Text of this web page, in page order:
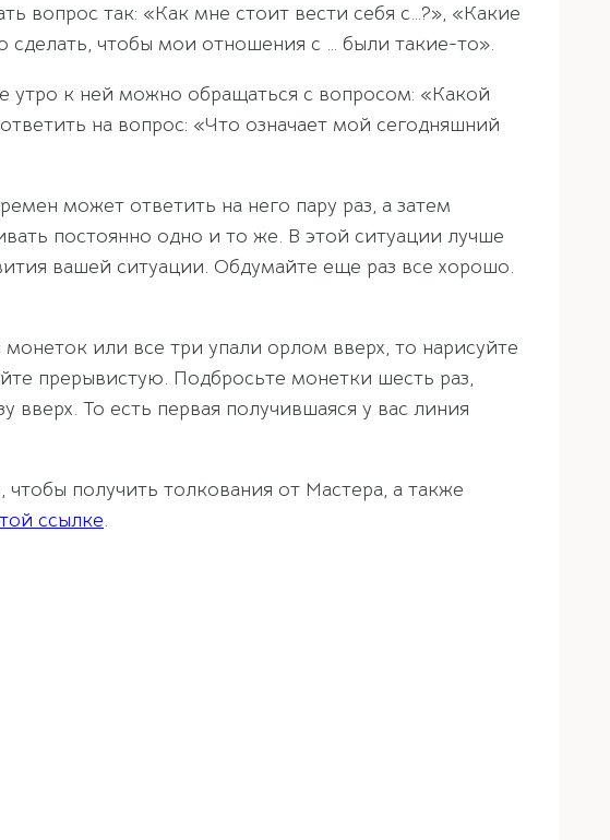
вопрос так: «Как мне стоит вести себя с…?», «Какие
чтобы мои отношения с … были такие-то».
утро к ней можно обращаться с вопросом: «Какой
на вопрос: «Что означает мой сегодняшний
может ответить на него пару раз, а затем
постоянно одно и то же. В этой ситуации лучше
вашей ситуации. Обдумайте еще раз все хорошо.
или все три упали орлом вверх, то нарисуйте
прерывистую. Подбросьте монетки шесть раз,
То есть первая получившаяся у вас линия
получить толкования от Мастера, а также
ссылке.